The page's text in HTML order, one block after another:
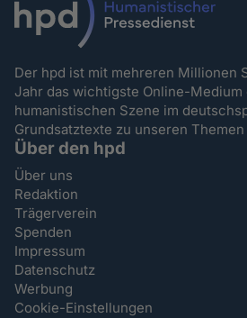
Der hpd ist mit mehreren Millionen
Jahr das wichtigste Online-
humanistischen Szene im
Grundsatztexte zu unseren
Über den hpd
Über uns
Redaktion
Trägerverein
Spenden
Impressum
Datenschutz
Werbung
Cookie-Einstellungen